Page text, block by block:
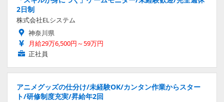
2日制
株式会社ELシステム
神奈川県
月給29万6,500円～59万円
正社員
アニメグッズの仕分け/未経験OK/カンタン作業からスター
ト/研修制度充実/昇給年2回